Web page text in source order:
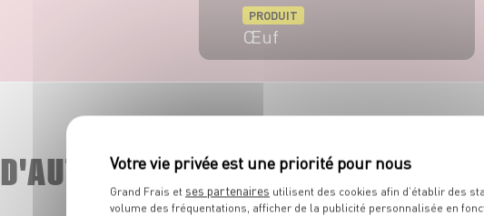
PRODUIT
Œuf
D'AUTRESRECETTESQUEVOUS
Grand Frais et ses partenaires utilisent des cookies afin d’établir des
volume des fréquentations, afficher de la publicité personnalisée en